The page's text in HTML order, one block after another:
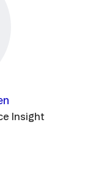
Insight